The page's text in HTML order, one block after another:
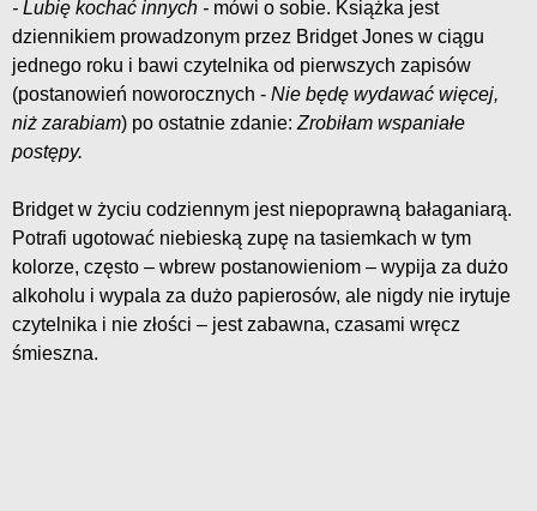
- Lubię kochać innych - mówi o sobie. Książka jest
dziennikiem prowadzonym przez Bridget Jones w ciągu
jednego roku i bawi czytelnika od pierwszych zapisów
(postanowień noworocznych - Nie będę wydawać więcej,
niż zarabiam) po ostatnie zdanie:Zrobiłam wspaniałe
postępy.
Bridget w życiu codziennym jest niepoprawną bałaganiarą.
Potrafi ugotować niebieską zupę na tasiemkach w tym
kolorze, często – wbrew postanowieniom – wypija za dużo
alkoholu i wypala za dużo papierosów, ale nigdy nie irytuje
czytelnika i nie złości – jest zabawna, czasami wręcz
śmieszna.